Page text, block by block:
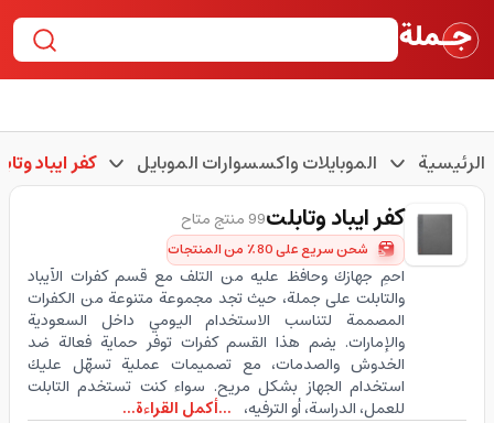
الرئيسية الموبايلات واكسسوارات الموبايل كفر ايباد
كفر ايباد وتابلت99 منتج متاح
شحن سريع على 80٪ من المنتجات
احمِ جهازك وحافظ عليه من التلف مع قسم كفرات الآيباد
والتابلت على جملة، حيث تجد مجموعة متنوعة من الكفرات
المصممة لتناسب الاستخدام اليومي داخل السعودية
والإمارات. يضم هذا القسم كفرات توفر حماية فعالة ضد
الخدوش والصدمات، مع تصميمات عملية تسهّل عليك
استخدام الجهاز بشكل مريح. سواء كنت تستخدم التابلت
للعمل، الدراسة، أو الترفيه، ...أكمل القراءة...